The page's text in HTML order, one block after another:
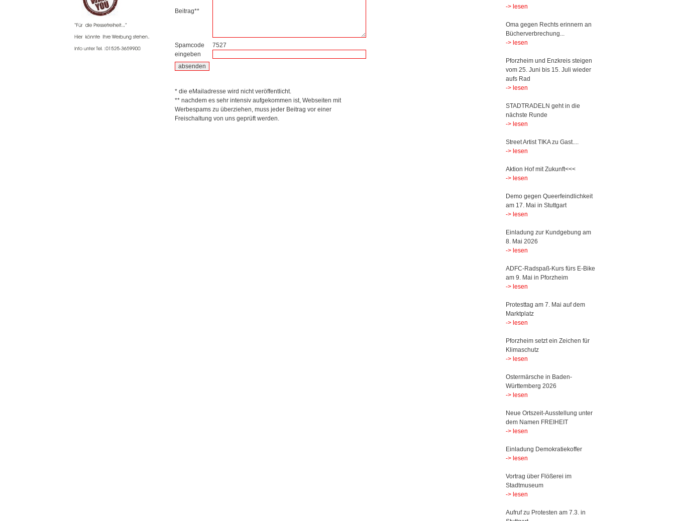
Beitrag**
Spamcode
eingeben
7527
* die eMailadresse wird nicht veröffentlicht.
** nachdem es sehr intensiv aufgekommen ist, Webseiten mit
Werbespams zu überziehen, muss jeder Beitrag vor einer
Freischaltung von uns geprüft werden.
-> lesen
Oma gegen Rechts erinnern an
Bücherverbrechung...
-> lesen
Pforzheim und Enzkreis steigen
vom 25. Juni bis 15. Juli wieder
aufs Rad
-> lesen
STADTRADELN geht in die
nächste Runde
-> lesen
Street Artist TIKA zu Gast....
-> lesen
Aktion Hof mit Zukunft<<<
-> lesen
Demo gegen Queerfeindlichkeit
am 17. Mai in Stuttgart
-> lesen
Einladung zur Kundgebung am
8. Mai 2026
-> lesen
ADFC-Radspaß-Kurs fürs E-Bike
am 9. Mai in Pforzheim
-> lesen
Protesttag am 7. Mai auf dem
Marktplatz
-> lesen
Pforzheim setzt ein Zeichen für
Klimaschutz
-> lesen
Ostermärsche in Baden-
Württemberg 2026
-> lesen
Neue Ortszeit-Ausstellung unter
dem Namen FREIHEIT
-> lesen
Einladung Demokratiekoffer
-> lesen
Vortrag über Flößerei im
Stadtmuseum
-> lesen
Aufruf zu Protesten am 7.3. in